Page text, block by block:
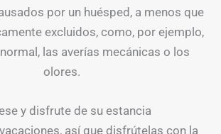
por un huésped, a menos que
excluidos, como, por ejemplo,
las averías mecánicas o los
olores.
y disfrute de su estancia
así que disfrútelas con la